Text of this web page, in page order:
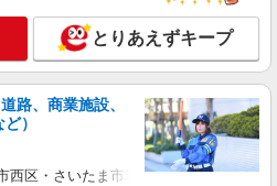
とりあえずキープ
路、商業施設、
）
西区・さいたま市岩槻区・久喜市・蓮田